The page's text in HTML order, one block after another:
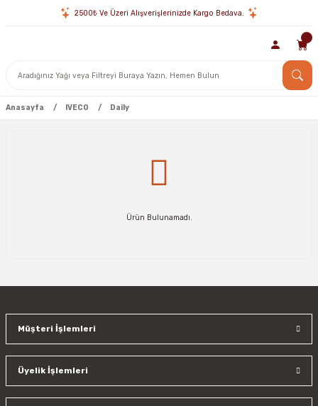
2500₺ Ve Üzeri Alışverişlerinizde Kargo Bedava.
Anasayfa IVECO Daily
Ürün Bulunamadı.
Müşteri İşlemleri
Üyelik İşlemleri